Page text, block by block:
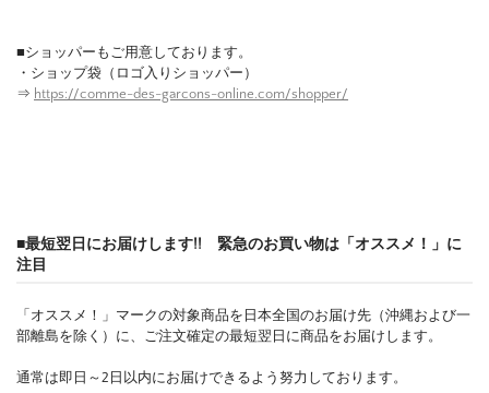
■ショッパーもご用意しております。
・ショップ袋（ロゴ入りショッパー）
⇒ https://comme-des-garcons-online.com/shopper/
■最短翌日にお届けします!! 緊急のお買い物は「オススメ！」に
注目
「オススメ！」マークの対象商品を日本全国のお届け先（沖縄および一
部離島を除く）に、ご注文確定の最短翌日に商品をお届けします。
通常は即日～2日以内にお届けできるよう努力しております。